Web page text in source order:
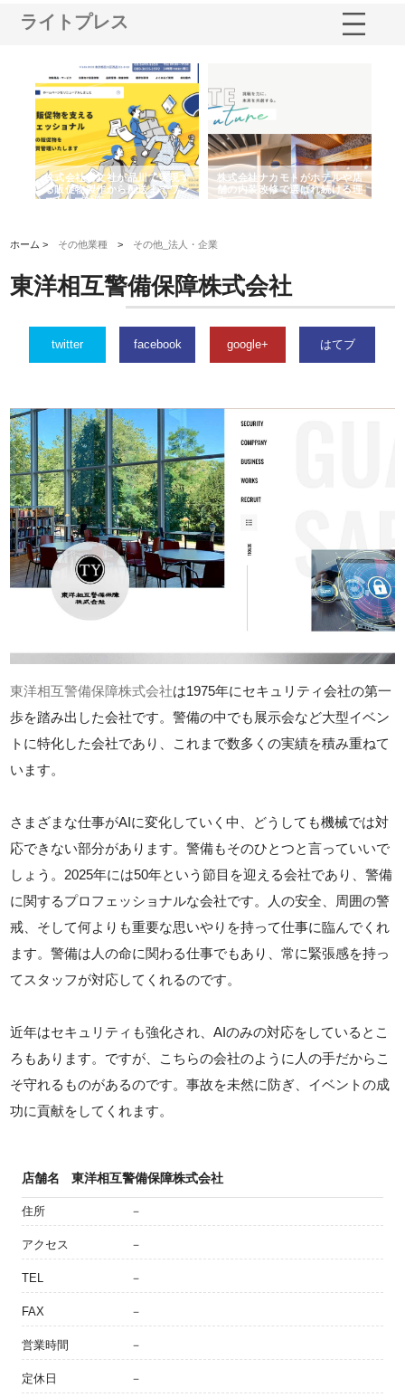
ライトプレス
株式会社耕文社が品川で実現す
る販促物製作から配送までワン
ストップ対応
株式会社ナカモトがホテルや店
舗の内装改修で選ばれ続ける理
由
ホーム > その他業種 > その他_法人・企業
東洋相互警備保障株式会社
twitter facebook google+ はてブ
東洋相互警備保障株式会社は1975年にセキュリティ会社の第一
歩を踏み出した会社です。警備の中でも展示会など大型イベン
トに特化した会社であり、これまで数多くの実績を積み重ねて
います。
さまざまな仕事がAIに変化していく中、どうしても機械では対
応できない部分があります。警備もそのひとつと言っていいで
しょう。2025年には50年という節目を迎える会社であり、警備
に関するプロフェッショナルな会社です。人の安全、周囲の警
戒、そして何よりも重要な思いやりを持って仕事に臨んでくれ
ます。警備は人の命に関わる仕事でもあり、常に緊張感を持っ
てスタッフが対応してくれるのです。
近年はセキュリティも強化され、AIのみの対応をしているとこ
ろもあります。ですが、こちらの会社のように人の手だからこ
そ守れるものがあるのです。事故を未然に防ぎ、イベントの成
功に貢献をしてくれます。
店舗名 東洋相互警備保障株式会社
住所 －
アクセス －
TEL －
FAX －
営業時間 －
定休日 －